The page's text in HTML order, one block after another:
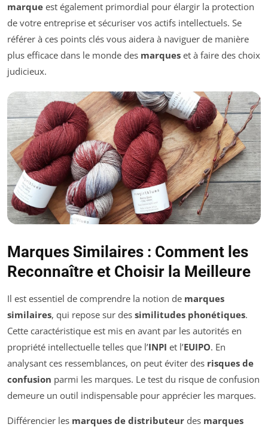
marque est également primordial pour élargir la protection
de votre entreprise et sécuriser vos actifs intellectuels. Se
référer à ces points clés vous aidera à naviguer de manière
plus efficace dans le monde des marques et à faire des choix
judicieux.
Marques Similaires : Comment les
Reconnaître et Choisir la Meilleure
Il est essentiel de comprendre la notion de marques
similaires, qui repose sur des similitudes phonétiques.
Cette caractéristique est mis en avant par les autorités en
propriété intellectuelle telles que l’INPI et l’EUIPO. En
analysant ces ressemblances, on peut éviter des risques de
confusion parmi les marques. Le test du risque de confusion
demeure un outil indispensable pour apprécier les marques.
Différencier les marques de distributeur des marques